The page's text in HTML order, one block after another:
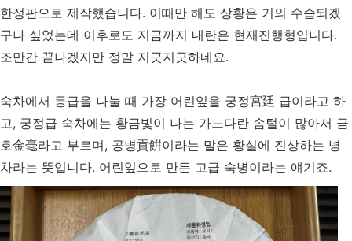
한정판으로 제작했습니다. 이때만 해도 상황은 거의 수습되겠
구나 싶었는데 이후로도 지금까지 내란은 현재진행형입니다.
조만간 끝나겠지만 정말 지긋지긋하네요.
숙차에서 등급을 나눌 때 가장 어린잎을 궁정宮廷 급이라고 하
고, 궁정급 숙차에는 황금빛이 나는 가느다란 솜털이 많아서 금
호金毫라고 부르며, 공병貢餠이라는 말은 황실에 진상하는 병
차라는 뜻입니다. 어린잎으로 만든 고급 숙병이라는 얘기죠.